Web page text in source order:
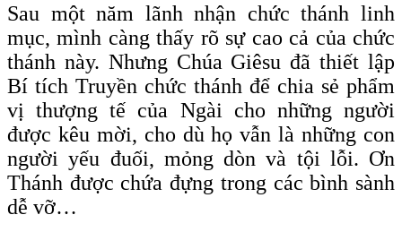
Sau một năm lãnh nhận chức thánh linh
mục, mình càng thấy rõ sự cao cả của chức
thánh này. Nhưng Chúa Giêsu đã thiết lập
Bí tích Truyền chức thánh để chia sẻ phẩm
vị thượng tế của Ngài cho những người
được kêu mời, cho dù họ vẫn là những con
người yếu đuối, mỏng dòn và tội lỗi. Ơn
Thánh được chứa đựng trong các bình sành
dễ vỡ…